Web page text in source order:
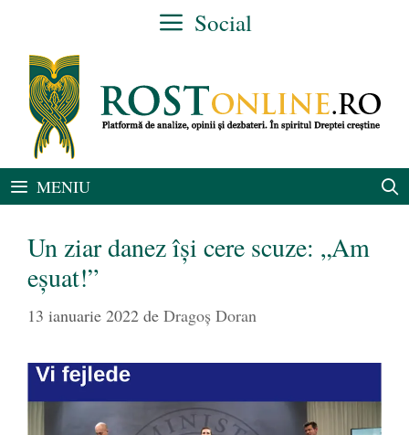
conținut
Social
MENIU
Un ziar danez își cere scuze: „Am
eșuat!”
13 ianuarie 2022 de Dragoș Doran